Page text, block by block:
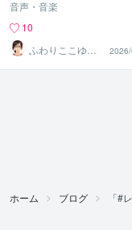
音声・音楽
10
ふわりここゆら
り❤️✨癒しタイ
ム相談室
ホーム ブログ 「#